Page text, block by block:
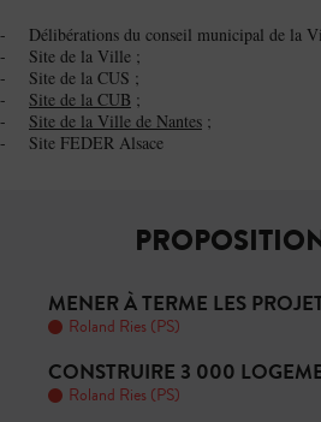
- Délibérations du conseil municipal de la
- Site de la Ville ;
- Site de la CUS ;
- Site de la CUB ;
- Site de la Ville de Nantes ;
- Site FEDER Alsace
MENER À TERME LES
Roland Ries (PS)
CONSTRUIRE 3 000
Roland Ries (PS)